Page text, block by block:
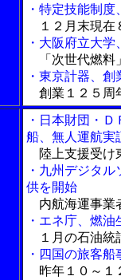
・特定技能制
１２月末現在
・大阪府立大
「次世代燃料
・東京計器、
創業１２５周
・日本財団・
船、無人運航実
陸上支援受け
・九州デジタ
供を開始
内航海運事業
・エネ庁、燃
１月の石油統
・四国の旅客
昨年１０～１